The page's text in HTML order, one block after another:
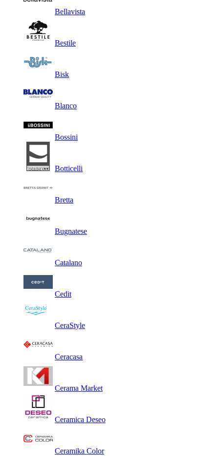
Bellavista
Bestile
Bisk
Blanco
Bossini
Botticelli
Bretta
Bugnatese
Catalano
Cedit
CeraStyle
Ceracasa
Cerama Market
Ceramica Deseo
Ceramika Color